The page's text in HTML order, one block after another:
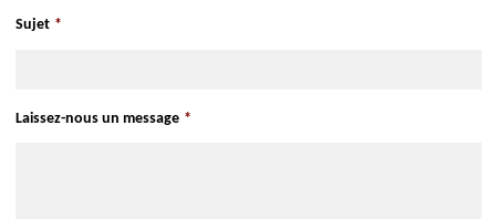
590 route des Alpes
Sujet *
Laissez-nous un message *